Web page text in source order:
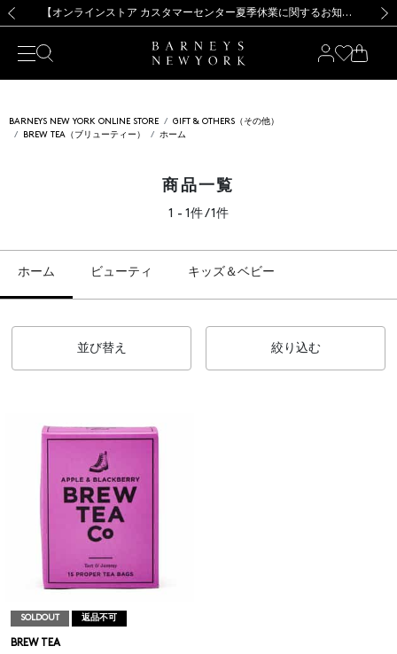
新規登録のお客様も対象！＜MY BARNEYS＞会員のお客様は11,000円（税込）以上のお買上げで常時送料無料！お買い物の際は会員登録を！
【夏季休業に伴う出荷一時停止のお知らせ】(2026.8.7) 【オンラインストア カスタマーセンター夏季休業に関するお知らせ】（2026.8.7）
【夏季休業に伴う返品・交換承り一時停止のお知らせ】（2026.8.5）
熊本県を中心とした地震の影響によるお荷物のお届けについて
【開催中】SUMMER SALEのご案内・ご注意事項 新規登録のお客様も対象！＜MY BARNEYS＞会員のお客様は11,000円（税込）以上のお買上げで常時送料無料！お買い物の際は会員登録を！
【夏季休業に伴う出荷一時停止のお知らせ】(2026.8.7)
BARNEYS NEW YORK ONLINE STORE
GIFT & OTHERS（その他）
BREW TEA（ブリューティー）
ホーム
商品一覧
1 - 1件 / 1件
ホーム ビューティ キッズ＆ベビー
並び替え 絞り込む
SOLDOUT 返品不可
BREW TEA